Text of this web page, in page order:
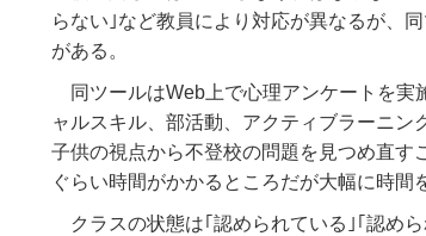
らない｣など教員により対応が異なるが、
がある。
同ツールはWeb上で心理アンケートを
ャルスキル、部活動、アクティブラーニン
子供の視点から不登校の問題を見つめ直す
ぐらい時間がかかるところだが大幅に時間
クラスの状態は｢認められている｣｢認め